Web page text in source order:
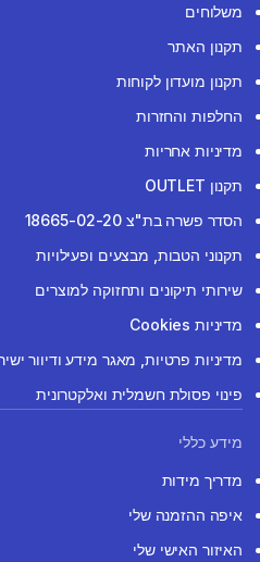
משלוחים
תקנון האתר
תקנון מועדון לקוחות
החלפות והחזרות
מדיניות אחריות
תקנון OUTLET
הסדר פשרה בת"צ 18665-02-20
תקנוני הטבות, מבצעים ופעילויות
שירותי תיקונים ותחזוקה למוצרים
מדיניות Cookies
מדיניות פרטיות, מאגר מידע ודיוור
פינוי פסולת חשמלית ואלקטרונית
מידע כללי
מדריך מידות
איפה ההזמנה שלי
האיזור האישי שלי